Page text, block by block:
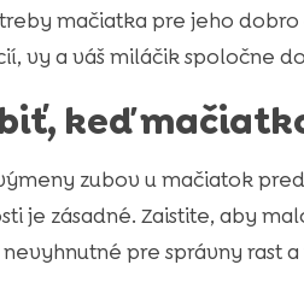
mačiatka pre jeho
vy a váš miláčik spoločne
keď
zubov u mačiatok
je zásadné. Zaistite, aby
pre správny rast